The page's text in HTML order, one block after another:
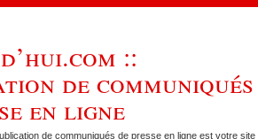
::
de communiqués
en ligne
de communiqués de presse en ligne est votre site